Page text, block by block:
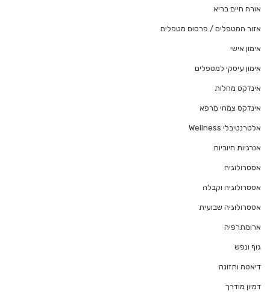
אורח חיים בריא
אזור המטפלים / פרסום מטפלים
אימון אישי
אימון עיסקי למטפלים
אינדקס מחלות
אינדקס צמחי מרפא
אלטרנטיבלי Wellness
אנרגיות חיוביות
אסטרולוגיה
אסטרולוגיה וקבלה
אסטרולוגיה שבועית
ארומתרפיה
גוף ונפש
דיאטה ותזונה
דמיון מודרך